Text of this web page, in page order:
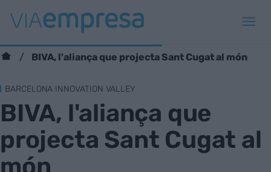
BIVA, l'aliança que projecta Sant Cugat al món
BARCELONA INNOVATION VALLEY
BIVA, l'aliança que
projecta Sant Cugat al
món